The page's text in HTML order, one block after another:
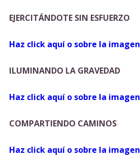
EJERCITÁNDOTE SIN ESFUERZO
Haz click aquí o sobre la imagen
ILUMINANDO LA GRAVEDAD
Haz click aquí o sobre la imagen
COMPARTIENDO CAMINOS
Haz click aquí o sobre la imagen